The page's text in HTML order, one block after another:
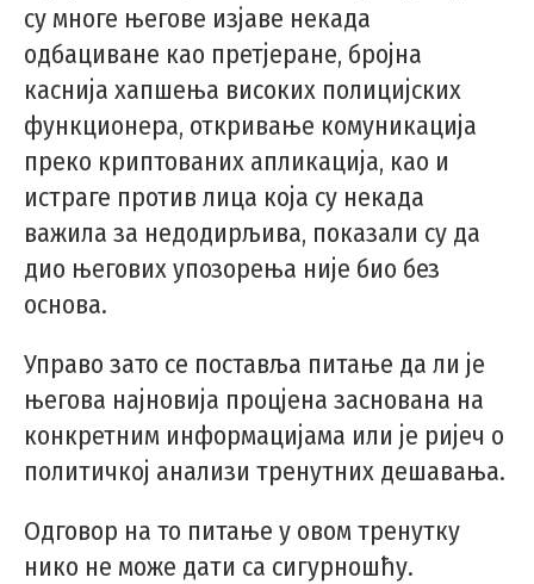
су многе његове изјаве некада
одбациване као претјеране, бројна
каснија хапшења високих полицијских
функционера, откривање комуникација
преко криптованих апликација, као и
истраге против лица која су некада
важила за недодирљива, показали су да
дио његових упозорења није био без
основа.
Управо зато се поставља питање да ли је
његова најновија процјена заснована на
конкретним информацијама или је ријеч о
политичкој анализи тренутних дешавања.
Одговор на то питање у овом тренутку
нико не може дати са сигурношћу.